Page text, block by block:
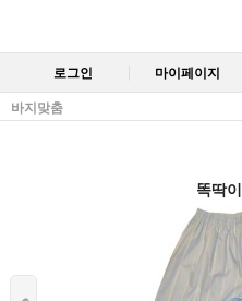
로그인 마이페이지
바지맞춤
똑딱